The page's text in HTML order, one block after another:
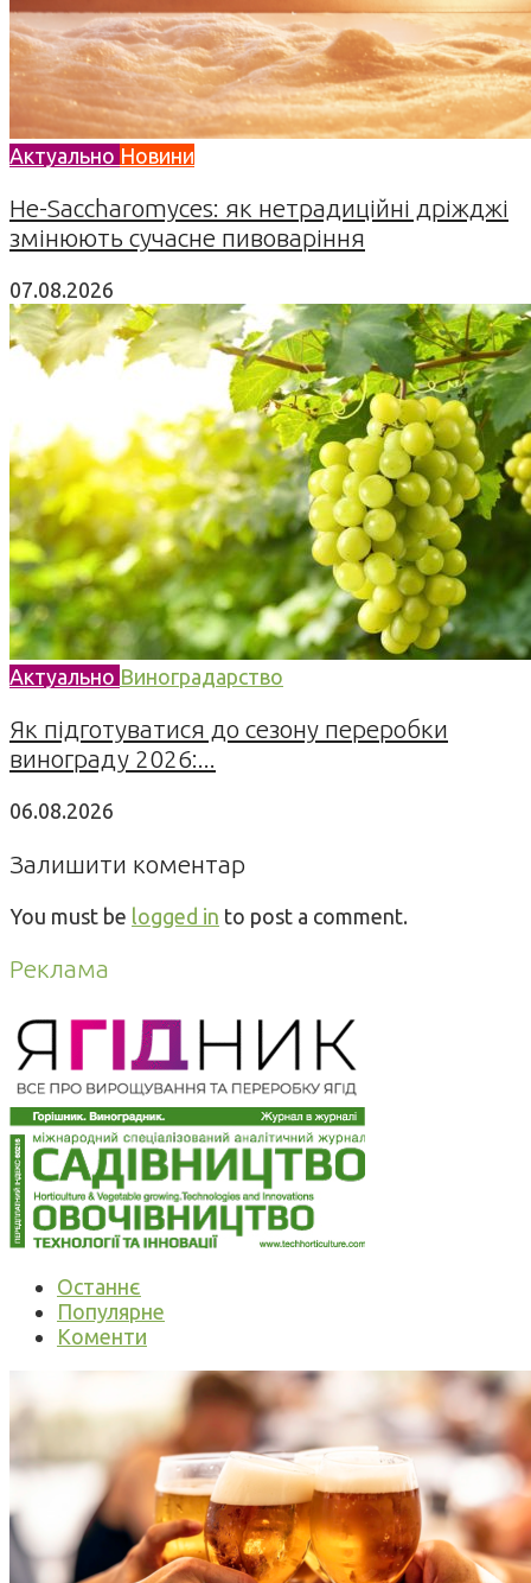
Актуально Новини
Не-Saccharomyces: як нетрадиційні дріжджі
змінюють сучасне пивоваріння
07.08.2026
Актуально Виноградарство
Як підготуватися до сезону переробки
винограду 2026:...
06.08.2026
Залишити коментар
You must be logged in to post a comment.
Реклама
Останнє
Популярне
Коменти